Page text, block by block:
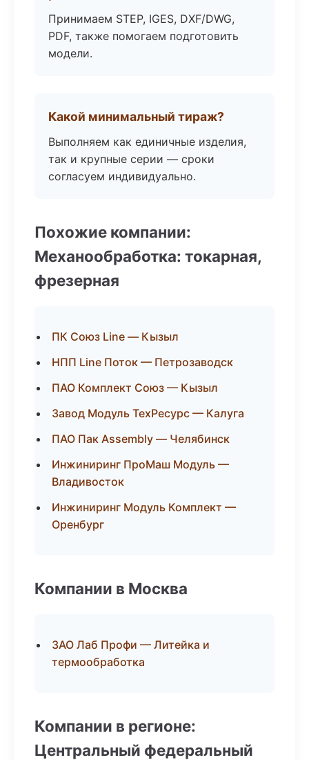
Принимаем STEP, IGES, DXF/DWG,
PDF, также помогаем подготовить
модели.
Какой минимальный тираж?
Выполняем как единичные изделия,
так и крупные серии — сроки
согласуем индивидуально.
Похожие компании:
Механообработка: токарная,
фрезерная
ПК Союз Line — Кызыл
НПП Line Поток — Петрозаводск
ПАО Комплект Союз — Кызыл
Завод Модуль ТехРесурс — Калуга
ПАО Пак Assembly — Челябинск
Инжиниринг ПроМаш Модуль —
Владивосток
Инжиниринг Модуль Комплект —
Оренбург
Компании в Москва
ЗАО Лаб Профи — Литейка и
термообработка
Компании в регионе:
Центральный федеральный